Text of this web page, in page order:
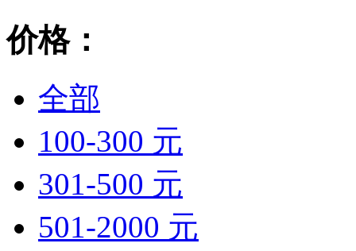
价格：
全部
100-300 元
301-500 元
501-2000 元